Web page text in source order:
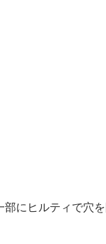
にヒルティで穴